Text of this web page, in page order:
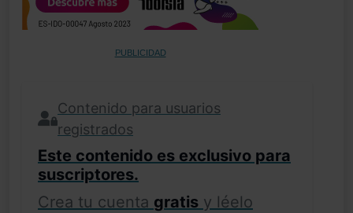
PUBLICIDAD
Contenido para usuarios
registrados
Este contenido es exclusivo para
suscriptores.
Crea tu cuenta gratis y léelo